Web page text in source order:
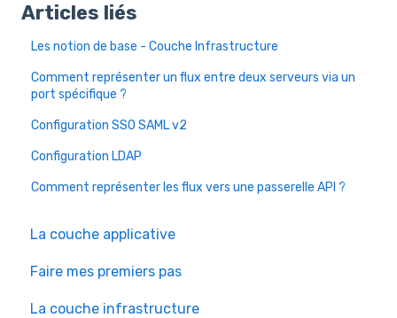
Articles liés
Les notion de base - Couche Infrastructure
Comment représenter un flux entre deux serveurs via un
port spécifique ?
Configuration SSO SAML v2
Configuration LDAP
Comment représenter les flux vers une passerelle API ?
La couche applicative
Faire mes premiers pas
La couche infrastructure